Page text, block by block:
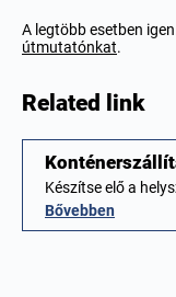
A legtöbb esetben
útmutatónkat.
Related link
Készítse elő a
Bővebben